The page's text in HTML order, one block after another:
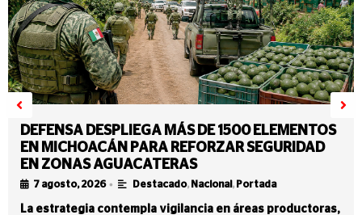
DEFENSA DESPLIEGA MÁS DE 1500 ELEMENTOS
EN MICHOACÁN PARA REFORZAR SEGURIDAD
EN ZONAS AGUACATERAS
7 agosto, 2026 • Destacado, Nacional , Portada
La estrategia contempla vigilancia en áreas productoras,